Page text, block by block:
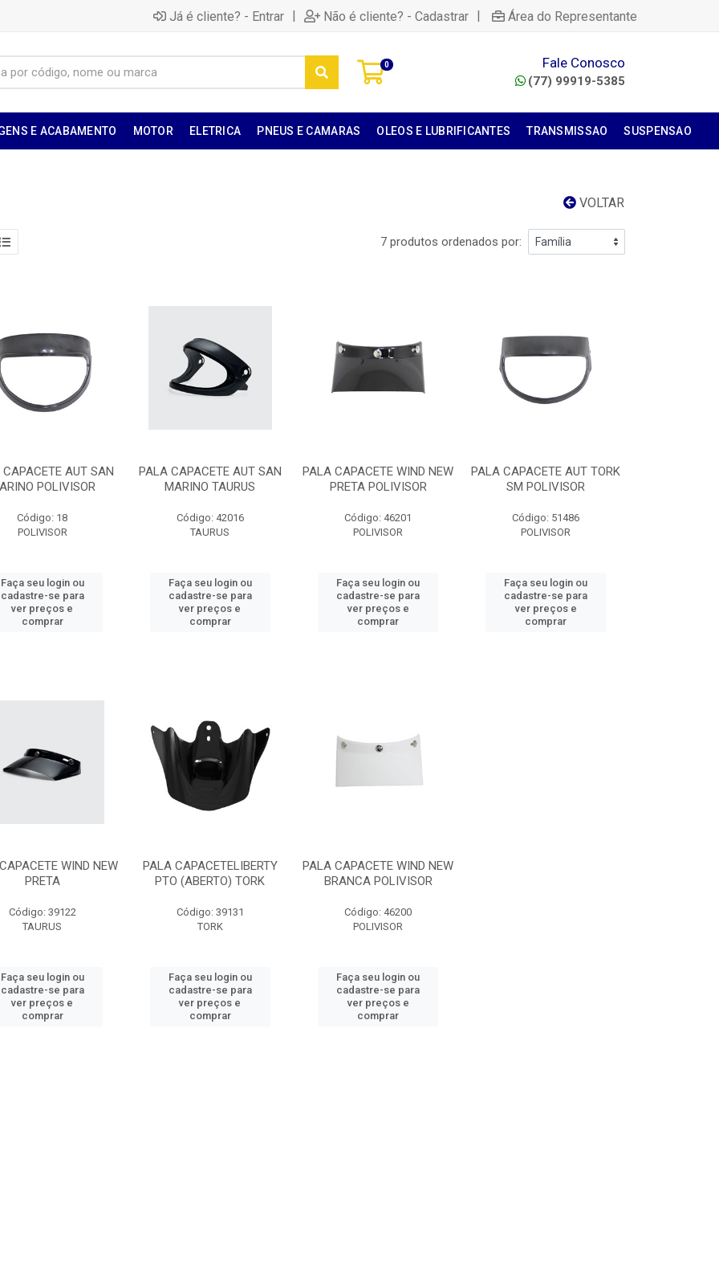
Já é cliente? - Entrar | Não é cliente? - Cadastrar | Área do Representante
0 Fale Conosco
(77) 99919-5385
E ACABAMENTO MOTOR ELETRICA PNEUS E CAMARAS OLEOS E LUBRIFICANTES TRANSMISSAO SUSPENSAO
VOLTAR
7 produtos ordenados por:
AUT SAN
POLIVISOR
Código: 18
POLIVISOR
Faça seu login ou
cadastre-se para
ver preços e
comprar
PALA CAPACETE AUT SAN
MARINO TAURUS
Código: 42016
TAURUS
Faça seu login ou
cadastre-se para
ver preços e
comprar
PALA CAPACETE WIND NEW
PRETA POLIVISOR
Código: 46201
POLIVISOR
Faça seu login ou
cadastre-se para
ver preços e
comprar
PALA CAPACETE AUT TORK
SM POLIVISOR
Código: 51486
POLIVISOR
Faça seu login ou
cadastre-se para
ver preços e
comprar
WIND NEW
PRETA
Código: 39122
TAURUS
Faça seu login ou
cadastre-se para
ver preços e
comprar
PALA CAPACETELIBERTY
PTO (ABERTO) TORK
Código: 39131
TORK
Faça seu login ou
cadastre-se para
ver preços e
comprar
PALA CAPACETE WIND NEW
BRANCA POLIVISOR
Código: 46200
POLIVISOR
Faça seu login ou
cadastre-se para
ver preços e
comprar